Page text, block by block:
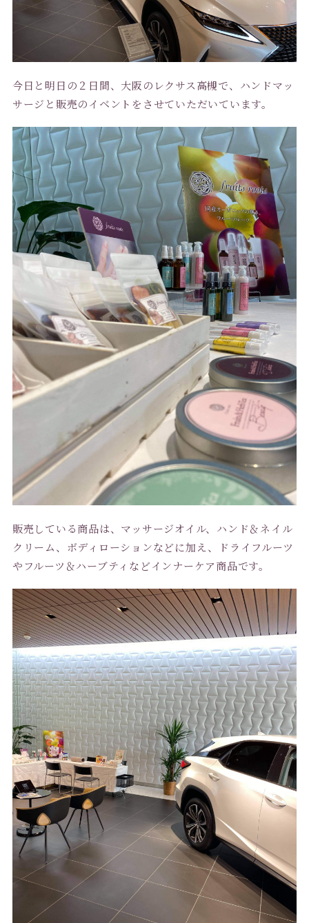
今日と明日の２日間、大阪のレクサス高槻で、ハンドマッ
サージと販売のイベントをさせていただいています。
販売している商品は、マッサージオイル、ハンド＆ネイル
クリーム、ボディローションなどに加え、ドライフルーツ
やフルーツ＆ハーブティなどインナーケア商品です。